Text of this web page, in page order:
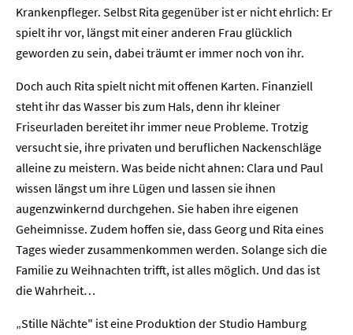
Krankenpfleger. Selbst Rita gegenüber ist er nicht ehrlich: Er
spielt ihr vor, längst mit einer anderen Frau glücklich
geworden zu sein, dabei träumt er immer noch von ihr.
Doch auch Rita spielt nicht mit offenen Karten. Finanziell
steht ihr das Wasser bis zum Hals, denn ihr kleiner
Friseurladen bereitet ihr immer neue Probleme. Trotzig
versucht sie, ihre privaten und beruflichen Nackenschläge
alleine zu meistern. Was beide nicht ahnen: Clara und Paul
wissen längst um ihre Lügen und lassen sie ihnen
augenzwinkernd durchgehen. Sie haben ihre eigenen
Geheimnisse. Zudem hoffen sie, dass Georg und Rita eines
Tages wieder zusammenkommen werden. Solange sich die
Familie zu Weihnachten trifft, ist alles möglich. Und das ist
die Wahrheit…
„Stille Nächte" ist eine Produktion der Studio Hamburg
Home